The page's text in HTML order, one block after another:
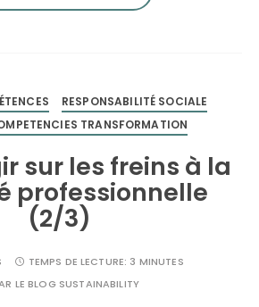
RESPONSABILITÉ SOCIALE
TRANSFORMATION
sur les freins à la
professionnelle
(2/3)
TEMPS DE LECTURE: 3 MINUTES
LE BLOG SUSTAINABILITY